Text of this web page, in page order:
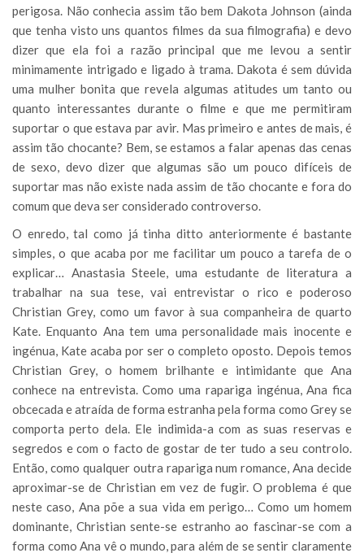
perigosa. Não conhecia assim tão bem Dakota Johnson (ainda
que tenha visto uns quantos filmes da sua filmografia) e devo
dizer que ela foi a razão principal que me levou a sentir
minimamente intrigado e ligado à trama. Dakota é sem dúvida
uma mulher bonita que revela algumas atitudes um tanto ou
quanto interessantes durante o filme e que me permitiram
suportar o que estava par avir. Mas primeiro e antes de mais, é
assim tão chocante? Bem, se estamos a falar apenas das cenas
de sexo, devo dizer que algumas são um pouco difíceis de
suportar mas não existe nada assim de tão chocante e fora do
comum que deva ser considerado controverso.
O enredo, tal como já tinha ditto anteriormente é bastante
simples, o que acaba por me facilitar um pouco a tarefa de o
explicar… Anastasia Steele, uma estudante de literatura a
trabalhar na sua tese, vai entrevistar o rico e poderoso
Christian Grey, como um favor à sua companheira de quarto
Kate. Enquanto Ana tem uma personalidade mais inocente e
ingénua, Kate acaba por ser o completo oposto. Depois temos
Christian Grey, o homem brilhante e intimidante que Ana
conhece na entrevista. Como uma rapariga ingénua, Ana fica
obcecada e atraída de forma estranha pela forma como Grey se
comporta perto dela. Ele indimida-a com as suas reservas e
segredos e com o facto de gostar de ter tudo a seu controlo.
Então, como qualquer outra rapariga num romance, Ana decide
aproximar-se de Christian em vez de fugir. O problema é que
neste caso, Ana põe a sua vida em perigo… Como um homem
dominante, Christian sente-se estranho ao fascinar-se com a
forma como Ana vê o mundo, para além de se sentir claramente